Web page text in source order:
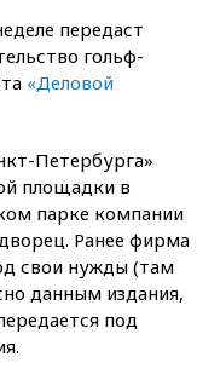
передаст
гольф-
«Деловой
Петербурга»
площадки в
парке компании
Ранее фирма
свои нужды (там
данным издания,
под